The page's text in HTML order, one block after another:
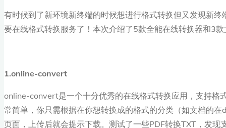
有时候到了新环境新终端的时候想进行格式转换但又发现新
要在线格式转换服务了！本次介绍了5款全能在线转换器和3
1.online-convert
online-convert是一个十分优秀的在线格式转换应用，支持格
常简单，你只需根据在你想转换成的格式的分类（如文档的
页面，上传后就会提示下载。测试了一些PDF转换TXT，发现